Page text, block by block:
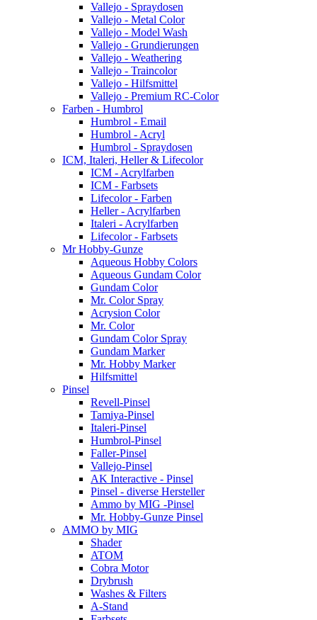
Vallejo - Spraydosen
Vallejo - Metal Color
Vallejo - Model Wash
Vallejo - Grundierungen
Vallejo - Weathering
Vallejo - Traincolor
Vallejo - Hilfsmittel
Vallejo - Premium RC-Color
Farben - Humbrol
Humbrol - Email
Humbrol - Acryl
Humbrol - Spraydosen
ICM, Italeri, Heller & Lifecolor
ICM - Acrylfarben
ICM - Farbsets
Lifecolor - Farben
Heller - Acrylfarben
Italeri - Acrylfarben
Lifecolor - Farbsets
Mr Hobby-Gunze
Aqueous Hobby Colors
Aqueous Gundam Color
Gundam Color
Mr. Color Spray
Acrysion Color
Mr. Color
Gundam Color Spray
Gundam Marker
Mr. Hobby Marker
Hilfsmittel
Pinsel
Revell-Pinsel
Tamiya-Pinsel
Italeri-Pinsel
Humbrol-Pinsel
Faller-Pinsel
Vallejo-Pinsel
AK Interactive - Pinsel
Pinsel - diverse Hersteller
Ammo by MIG -Pinsel
Mr. Hobby-Gunze Pinsel
AMMO by MIG
Shader
ATOM
Cobra Motor
Drybrush
Washes & Filters
A-Stand